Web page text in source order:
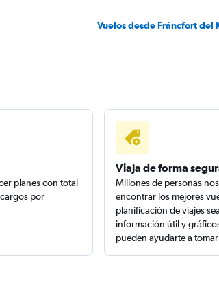
Vuelos desde Fráncfort del
planes con total
por
Viaja de forma
Millones de personas
encontrar los mejores
planificación de viajes
información útil y
pueden ayudarte a